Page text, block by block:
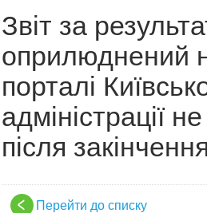
Звіт за
оприлюднений
порталі
адміністрації
після
Перейти до списку